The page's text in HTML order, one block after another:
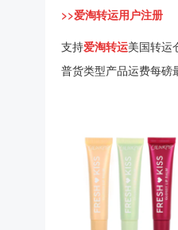
>>爱淘转运用户注册
支持爱淘转运美国转运
普货类型产品运费每磅